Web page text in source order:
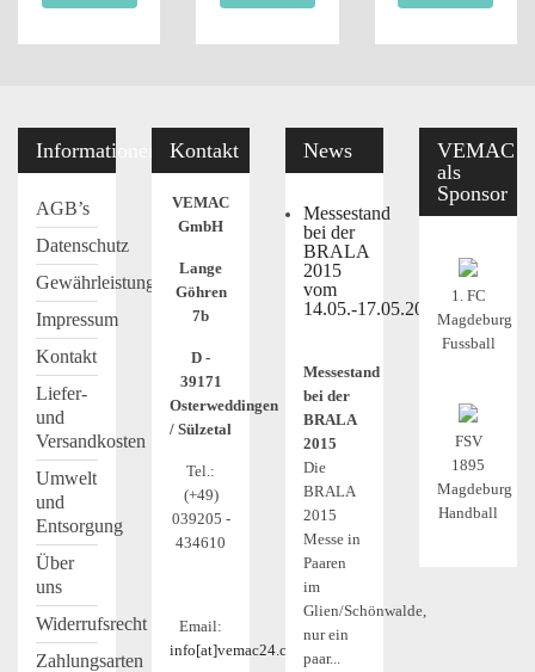
Informationen
AGB’s
Datenschutz
Gewährleistung
Impressum
Kontakt
Liefer-
und
Versandkosten
Umwelt
und
Entsorgung
Über
uns
Widerrufsrecht
Zahlungsarten
Kontakt
VEMAC
GmbH
Lange
Göhren
7b
D -
39171
Osterweddingen
/ Sülzetal
Tel.:
(+49)
039205 -
434610
Email:
info[at]vemac24.com
News
Messestand
bei der
BRALA
2015
vom
14.05.-17.05.2015
Messestand
bei der
BRALA
2015
Die
BRALA
2015
Messe in
Paaren
im
Glien/Schönwalde,
nur ein
paar...
VEMAC
als
Sponsor
1. FC
Magdeburg
Fussball
FSV
1895
Magdeburg
Handball